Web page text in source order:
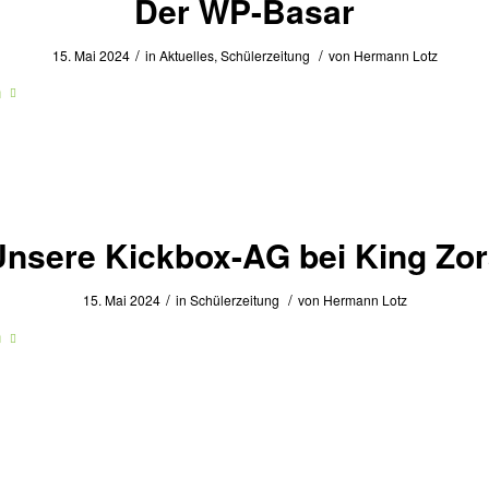
Der WP-Basar
15. Mai 2024 / in Aktuelles, Schülerzeitung / von Hermann Lotz
Kickbox-AG bei King
15. Mai 2024 / in Schülerzeitung / von Hermann Lotz